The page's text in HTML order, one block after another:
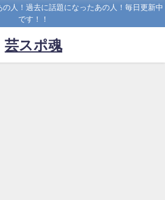
人！過去に話題になったあの人！毎日更新中
です！！
芸スポ魂